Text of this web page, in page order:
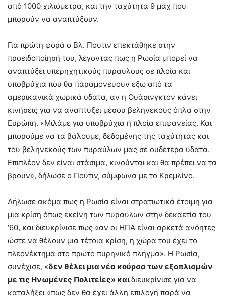
από 1000 χιλιόμετρα, και την ταχύτητα 9 μαχ που
μπορούν να αναπτύξουν.
Για πρώτη φορά ο Βλ. Πούτιν επεκτάθηκε στην
προειδοποίησή του, λέγοντας πως η Ρωσία μπορεί να
αναπτύξει υπερηχητικούς πυραύλους σε πλοία και
υποβρύχια που θα παραμονεύουν έξω από τα
αμερικανικά χωρικά ύδατα, αν η Ουάσινγκτον κάνει
κινήσεις για να αναπτύξει μέσου βεληνεκούς όπλα στην
Ευρώπη. «Μιλάμε για υποβρύχια ή πλοία επιφανείας. Και
μπορούμε να τα βάλουμε, δεδομένης της ταχύτητας και
του βεληνεκούς των πυραύλων μας σε ουδέτερα ύδατα.
Επιπλέον δεν είναι στάσιμα, κινούνται και θα πρέπει να τα
βρουν», δήλωσε ο Πούτιν, σύμφωνα με το Κρεμλίνο.
Δήλωσε ακόμα πως η Ρωσία είναι στρατιωτικά έτοιμη για
μια κρίση όπως εκείνη των πυραύλων στην δεκαετία του
‘60, και διευκρίνισε πως «αν οι ΗΠΑ είναι αρκετά ανόητες
ώστε να θέλουν μια τέτοια κρίση, η χώρα του έχει το
πλεονέκτημα στο πρώτο πυρηνικό πλήγμα». Η Ρωσία,
συνέχισε, «δεν θέλει μια νέα κούρσα των εξοπλισμών
με τις Ηνωμένες Πολιτείες» καιδιευκρίνισε για να
καταλήξει «πως δεν θα έχει άλλη επιλογή παρά να